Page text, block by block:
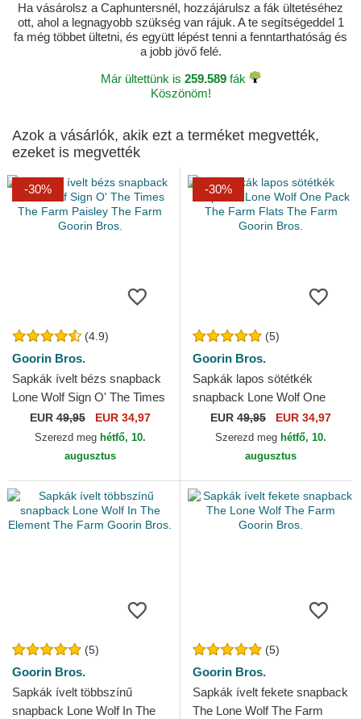
Ha vásárolsz a Caphuntersnél, hozzájárulsz a fák ültetéséhez
ott, ahol a legnagyobb szükség van rájuk. A te segítségeddel 1
fa még többet ültetni, és együtt lépést tenni a fenntarthatóság és
a jobb jövő felé.
Már ültettünk is 259.589fák
Köszönöm!
Azok a vásárlók, akik ezt a terméket megvették,
ezeket is megvették
-30%
(4.9)
Goorin Bros.
Sapkák ívelt bézs snapback
Lone Wolf Sign O' The Times
The Farm Paisley The Farm
Goorin Bros.
EUR49,95 EUR 34,97
Szerezd meg hétfő, 10.
augusztus
-30%
(5)
Goorin Bros.
Sapkák lapos sötétkék
snapback Lone Wolf One
Pack The Farm Flats The
Farm Goorin Bros.
EUR 49,95 EUR 34,97
Szerezd meg hétfő, 10.
augusztus
(5)
Goorin Bros.
Sapkák ívelt többszínű
snapback Lone Wolf In The
(5)
Goorin Bros.
Sapkák ívelt fekete snapback
The Lone Wolf The Farm